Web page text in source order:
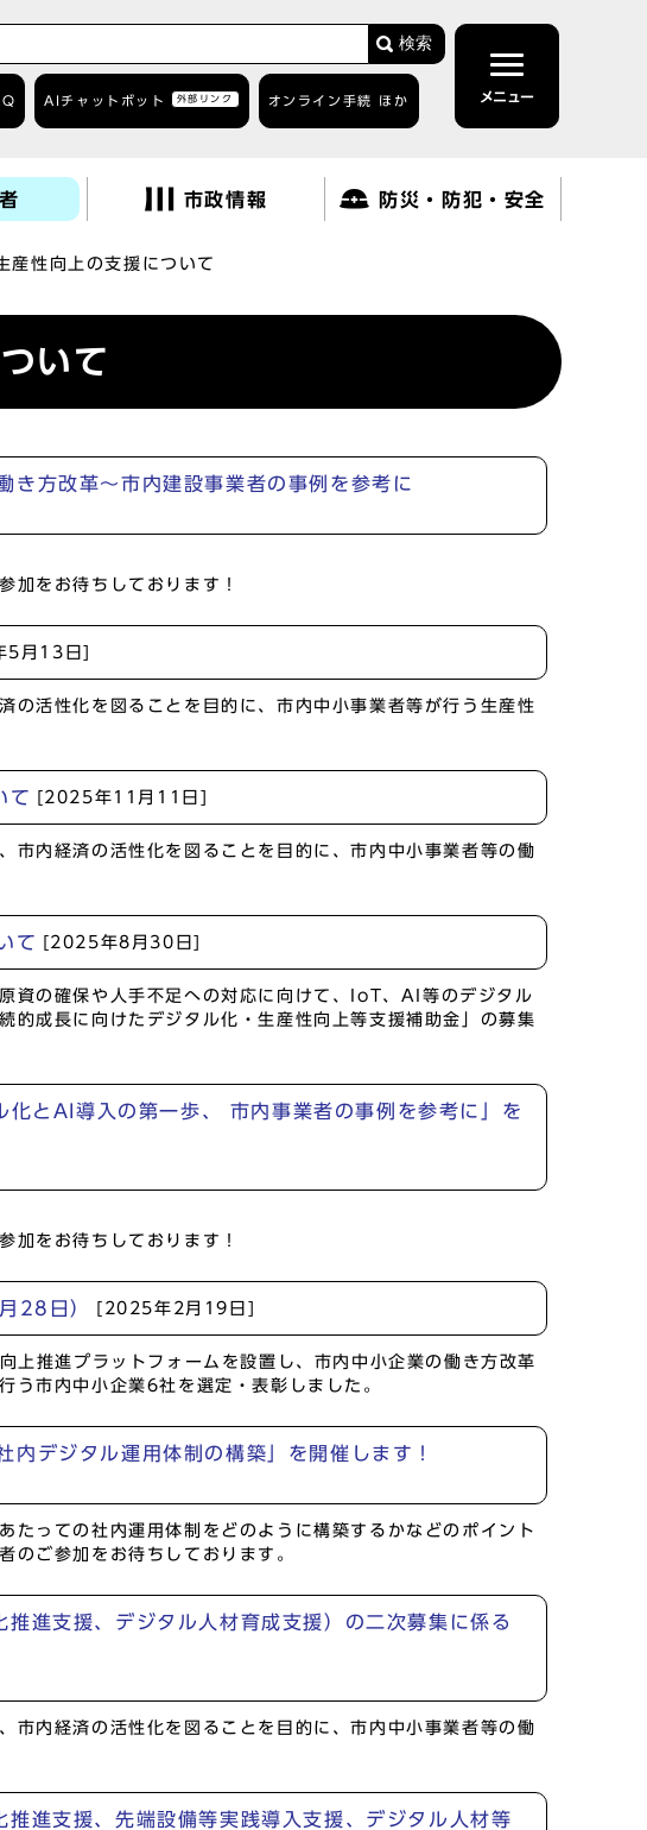
検索
AIチャットボット 外部リンク オンライン手続 ほか メニュー
市政情報 防災・防犯・安全
産性向上の支援について
いて
き方改革～市内建設事業者の事例を参考に
加をお待ちしております！
5月13日]
の活性化を図ることを目的に、市内中小事業者等が行う生産性
て [2025年11月11日]
市内経済の活性化を図ることを目的に、市内中小事業者等の働
て [2025年8月30日]
資の確保や人手不足への対応に向けて、IoT、AI等のデジタル
的成長に向けたデジタル化・生産性向上等支援補助金」の募集
とAI導入の第一歩、 市内事業者の事例を参考に」を
加をお待ちしております！
28日） [2025年2月19日]
推進プラットフォームを設置し、市内中小企業の働き方改革
う市内中小企業6社を選定・表彰しました。
デジタル運用体制の構築」を開催します！
たっての社内運用体制をどのように構築するかなどのポイント
のご参加をお待ちしております。
進支援、デジタル人材育成支援）の二次募集に係る
市内経済の活性化を図ることを目的に、市内中小事業者等の働
進支援、先端設備等実践導入支援、デジタル人材等